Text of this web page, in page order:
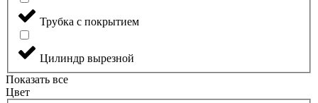
Трубка с покрытием
Цилиндр вырезной
Показать все
Цвет